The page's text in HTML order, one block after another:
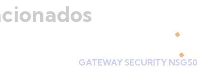
GATEWAY SECURITY NSG50